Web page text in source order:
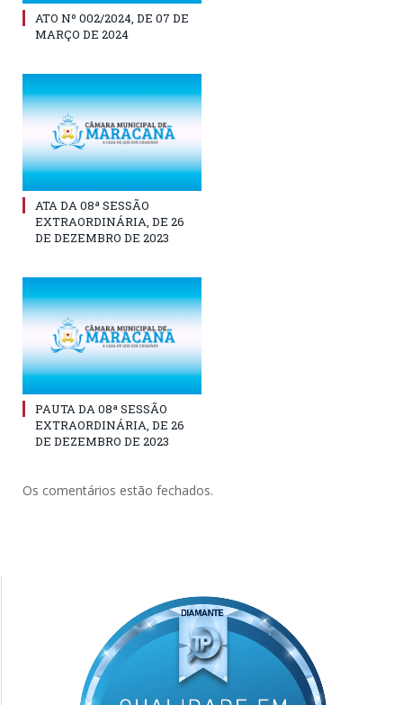
ATO Nº 002/2024, DE 07 DE
MARÇO DE 2024
ATA DA 08ª SESSÃO
EXTRAORDINÁRIA, DE 26
DE DEZEMBRO DE 2023
PAUTA DA 08ª SESSÃO
EXTRAORDINÁRIA, DE 26
DE DEZEMBRO DE 2023
Os comentários estão fechados.